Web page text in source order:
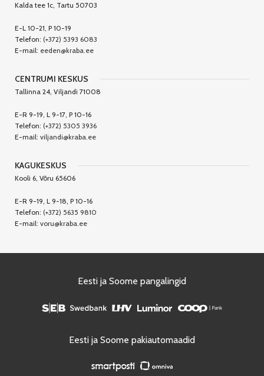
Kalda tee 1c, Tartu 50703
E-L 10-21, P 10-19
Telefon: (+372) 5393 6083
E-mail: eeden@kraba.ee
CENTRUMI KESKUS
Tallinna 24, Viljandi 71008
E-R 9-19, L 9-17, P 10-16
Telefon: (+372) 5305 3936
E-mail: viljandi@kraba.ee
KAGUKESKUS
Kooli 6, Võru 65606
E-R 9-19, L 9-18, P 10-16
Telefon: (+372) 5635 9810
E-mail: voru@kraba.ee
Eesti ja Soome pangalingid
Eesti ja Soome pakiautomaadid